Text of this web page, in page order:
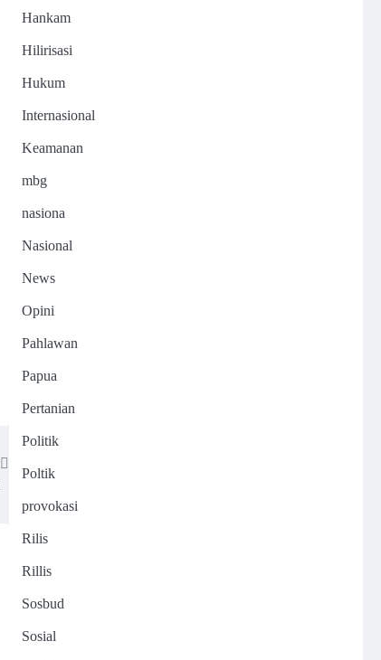
Hankam
Hilirisasi
Hukum
Internasional
Keamanan
mbg
nasiona
Nasional
News
Opini
Pahlawan
Papua
Pertanian
Politik
Poltik
provokasi
Rilis
Rillis
Sosbud
Sosial